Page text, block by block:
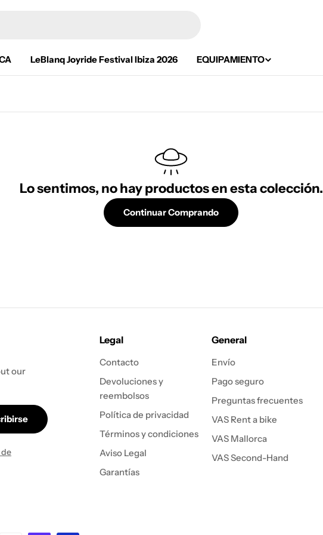
LeBlanq Joyride Festival Ibiza 2026 EQUIPAMIENTO
Lo sentimos, no hay productos en esta colección.
Continuar Comprando
our
Legal
Contacto
Devoluciones y
reembolsos
Política de privacidad
Términos y condiciones
Aviso Legal
Garantías
General
Envío
Pago seguro
Preguntas frecuentes
VAS Rent a bike
VAS Mallorca
VAS Second-Hand